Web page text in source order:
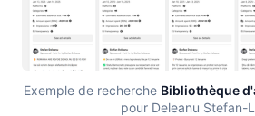
Exemple de recherche
pour Deleanu Stefan-